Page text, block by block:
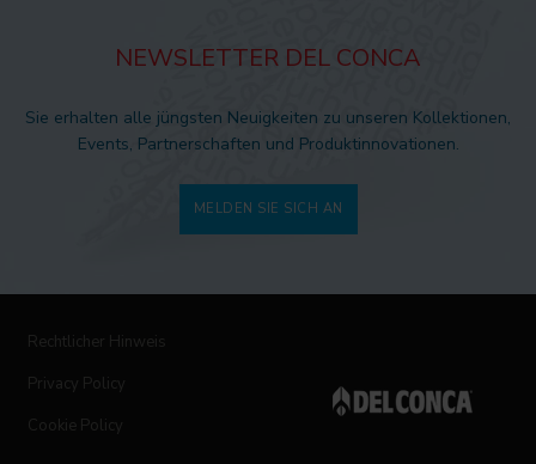
NEWSLETTER DEL CONCA
Sie erhalten alle jüngsten Neuigkeiten zu unseren Kollektionen,
Events, Partnerschaften und Produktinnovationen.
MELDEN SIE SICH AN
Rechtlicher Hinweis
Privacy Policy
Cookie Policy